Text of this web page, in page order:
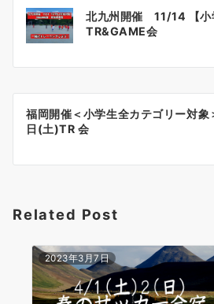
投
稿
ナ
ビ
ゲ
シ
ン
北九州開催 11/14 【小
TR&GAME会
福岡開催＜小学生全カテゴリー対象
日(土)TR 会
Related Post
2023年3月7日